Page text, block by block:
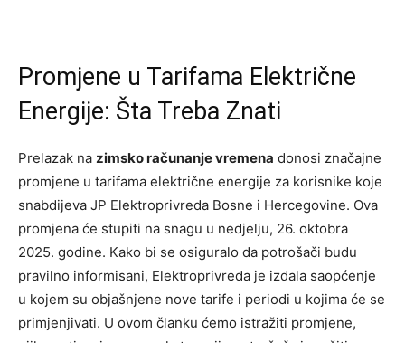
Promjene u Tarifama Električne
Energije: Šta Treba Znati
Prelazak na zimsko računanje vremena donosi značajne
promjene u tarifama električne energije za korisnike koje
snabdijeva JP Elektroprivreda Bosne i Hercegovine. Ova
promjena će stupiti na snagu u nedjelju, 26. oktobra
2025. godine. Kako bi se osiguralo da potrošači budu
pravilno informisani, Elektroprivreda je izdala saopćenje
u kojem su objašnjene nove tarife i periodi u kojima će se
primjenjivati. U ovom članku ćemo istražiti promjene,